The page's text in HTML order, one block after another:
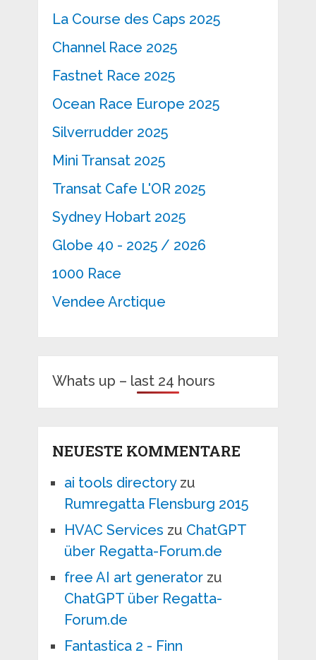
La Course des Caps 2025
Channel Race 2025
Fastnet Race 2025
Ocean Race Europe 2025
Silverrudder 2025
Mini Transat 2025
Transat Cafe L'OR 2025
Sydney Hobart 2025
Globe 40 - 2025 / 2026
1000 Race
Vendee Arctique
Whats up – last 24 hours
NEUESTE KOMMENTARE
ai tools directoryzu
Rumregatta Flensburg 2015
HVAC Services zu ChatGPT
über Regatta-Forum.de
free AI art generatorzu
ChatGPT über Regatta-
Forum.de
Fantastica 2 - Finn